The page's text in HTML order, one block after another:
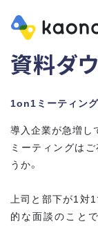
資料ダ
1on1ミーティン
導入企業が急増し
ミーティングは
うか。
上司と部下が1対
的な面談のこと